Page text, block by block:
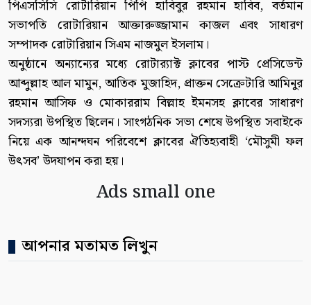
পিএসসিসি রোটারিয়ান পিপি হাবিবুর রহমান হাবিব, বর্তমান
সভাপতি রোটারিয়ান আক্তারুজ্জামান কাজল এবং সাধারণ
সম্পাদক রোটারিয়ান সিএম নাজমুল ইসলাম।
অনুষ্ঠানে অন্যান্যের মধ্যে রোটার‌্যাক্ট ক্লাবের পাস্ট প্রেসিডেন্ট
আব্দুল্লাহ আল মামুন, আতিক মুজাহিদ, প্রাক্তন সেক্রেটারি আমিনুর
রহমান আসিফ ও মোকাররাম বিল্লাহ ইমনসহ ক্লাবের সাধারণ
সদস্যরা উপস্থিত ছিলেন। সাংগঠনিক সভা শেষে উপস্থিত সবাইকে
নিয়ে এক আনন্দঘন পরিবেশে ক্লাবের ঐতিহ্যবাহী ‘মৌসুমী ফল
উৎসব’ উদযাপন করা হয়।
Ads small one
আপনার মতামত লিখুন